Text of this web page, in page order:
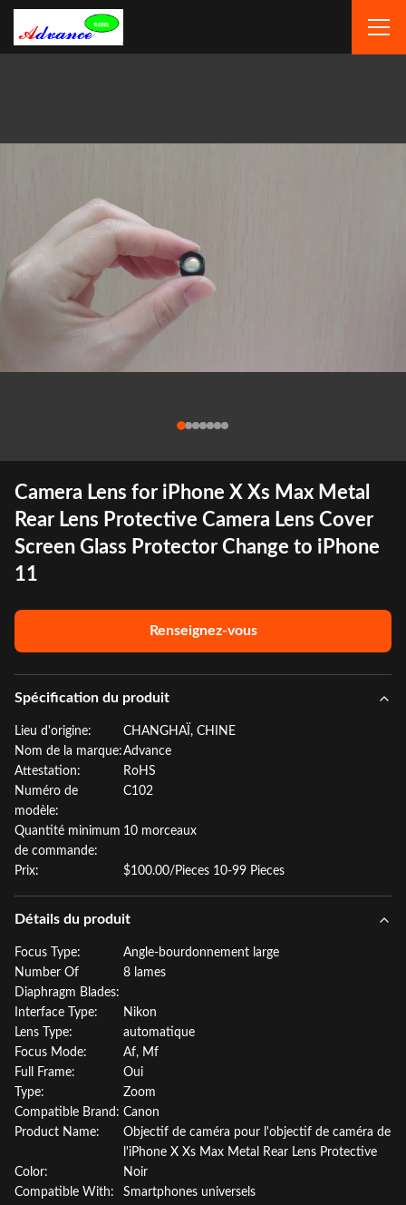
Camera Lens for iPhone X Xs Max Metal
Rear Lens Protective Camera Lens Cover
Screen Glass Protector Change to iPhone
11
Renseignez-vous
Spécification du produit
Lieu d'origine:
CHANGHAÏ, CHINE
Nom de la marque:Advance
Attestation:
RoHS
Numéro de
modèle:
C102
Quantité minimum
de commande:
10 morceaux
Prix: $100.00/Pieces 10-99 Pieces
Détails du produit
Focus Type:
Angle-bourdonnement large
Number Of
Diaphragm Blades:
8 lames
Interface Type:
Nikon
Lens Type:
automatique
Focus Mode:
Af, Mf
Full Frame:
Oui
Type:
Zoom
Compatible Brand: Canon
Product Name:
Objectif de caméra pour l'objectif de caméra de
l'iPhone X Xs Max Metal Rear Lens Protective
Color:
Noir
Compatible With:
Smartphones universels